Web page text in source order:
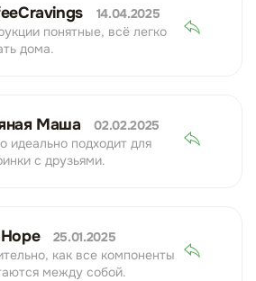
14.04.2025
понятные, всё легко
дома.
Маша
02.02.2025
идеально подходит для
с друзьями.
25.01.2025
как все компоненты
между собой.